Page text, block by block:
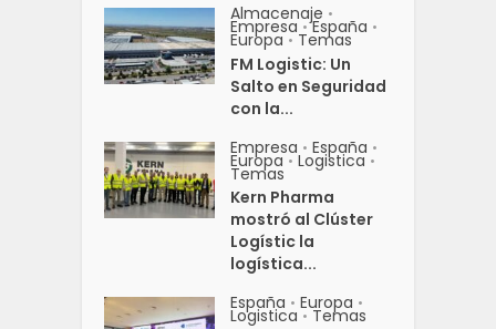
Almacenaje •
Empresa • España •
Europa • Temas
FM Logistic: Un
Salto en Seguridad
con la...
Empresa • España •
Europa • Logistica •
Temas
Kern Pharma
mostró al Clúster
Logístic la
logística...
España • Europa •
Logistica • Temas